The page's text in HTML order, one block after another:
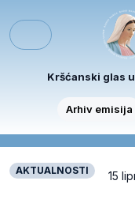
Menu
Kršćanski glas
Arhiv emisija
AKTUALNOSTI 15